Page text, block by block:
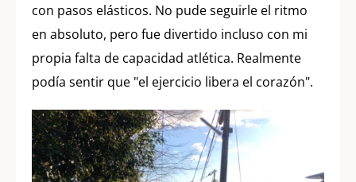
con pasos elásticos. No pude seguirle el ritmo
en absoluto, pero fue divertido incluso con mi
propia falta de capacidad atlética. Realmente
podía sentir que "el ejercicio libera el corazón".